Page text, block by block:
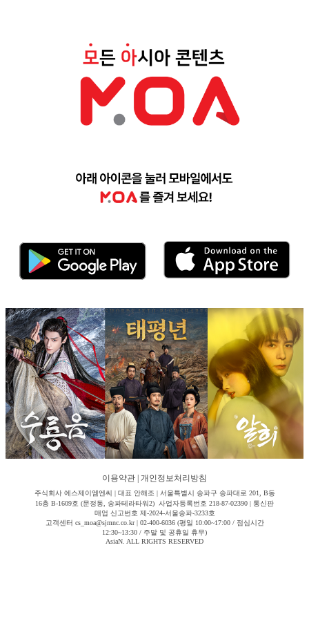
이용약관 개인정보처리방침
주식회사 에스제이엠엔씨 | 대표 안해조 | 서울특별시 송파구 송파대로 201, B동
16층 B-1609호 (문정동, 송파테라타워2) 사업자등록번호 218-87-02390 | 통신판
매업 신고번호 제-2024-서울송파-3233호
고객센터 cs_moa@sjmnc.co.kr | 02-400-6036 (평일 10:00~17:00 / 점심시간
12:30~13:30 / 주말 및 공휴일 휴무)
AsiaN. ALL RIGHTS RESERVED